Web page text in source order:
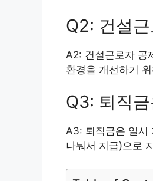
Q2: 건설
A2: 건설근로자 공
환경을 개선하기
Q3: 퇴직
A3: 퇴직금은 일시
나눠서 지급)으로